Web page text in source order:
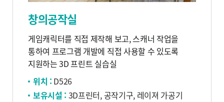
창의공작실
게임캐릭터를 직접 제작해 보고, 스캐너 작업을
통하여 프로그램 개발에 직접 사용할 수 있도록
지원하는 3D 프린트 실습실
위치 : D526
보유시설 : 3D프린터, 공작기구, 레이져 가공기